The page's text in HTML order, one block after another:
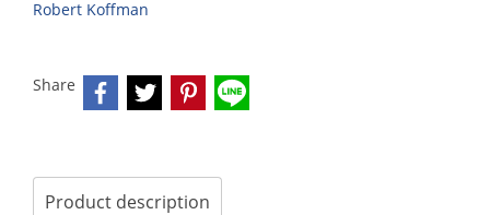
Robert Koffman
Share
Product description